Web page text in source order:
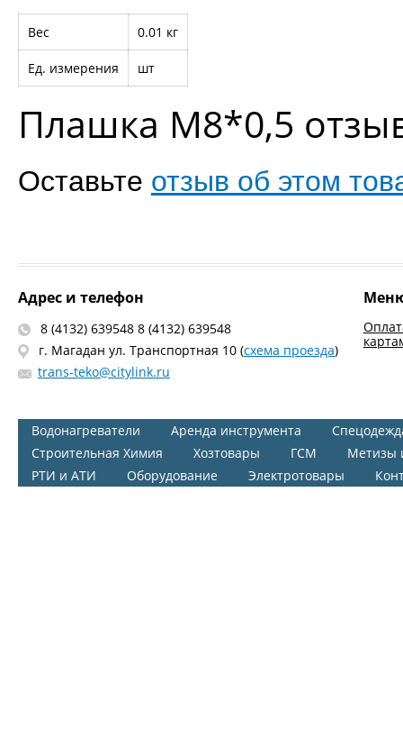
Вес 0.01 кг
Ед. измерения шт
Плашка М8*0,5
Оставьте отзыв об этом
Адрес и телефон
8 (4132) 639548 8 (4132) 639548
г. Магадан ул. Транспортная 10 (схема проезда)
trans-teko@citylink.ru
Водонагреватели Аренда инструмента
Строительная Химия
Хозтовары ГСМ
Метизы
РТИ и АТИ
Оборудование Электротовары